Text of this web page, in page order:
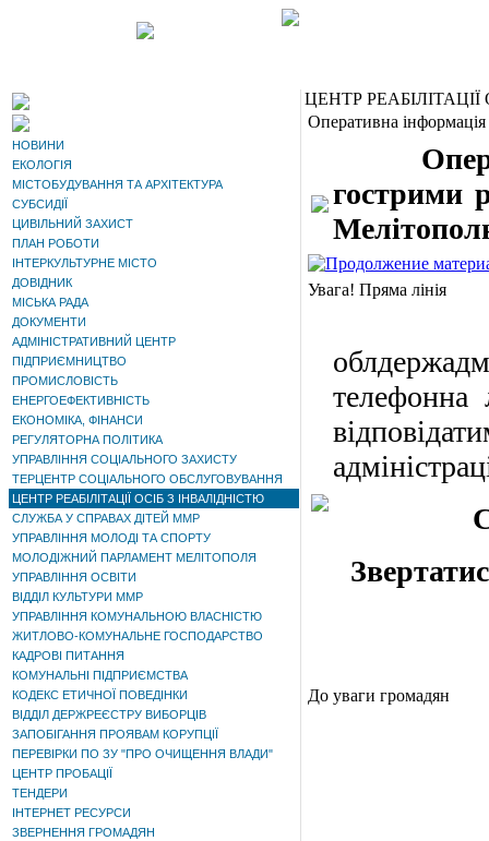
НОВИНИ
ЕКОЛОГІЯ
МІСТОБУДУВАННЯ ТА АРХІТЕКТУРА
СУБСИДІЇ
ЦИВІЛЬНИЙ ЗАХИСТ
ПЛАН РОБОТИ
ІНТЕРКУЛЬТУРНЕ МІСТО
ДОВІДНИК
МІСЬКА РАДА
ДОКУМЕНТИ
АДМІНІСТРАТИВНИЙ ЦЕНТР
ПІДПРИЄМНИЦТВО
ПРОМИСЛОВІСТЬ
ЕНЕРГОЕФЕКТИВНІСТЬ
ЕКОНОМІКА, ФІНАНСИ
РЕГУЛЯТОРНА ПОЛІТИКА
УПРАВЛІННЯ СОЦІАЛЬНОГО ЗАХИСТУ
ТЕРЦЕНТР СОЦІАЛЬНОГО ОБСЛУГОВУВАННЯ
ЦЕНТР РЕАБІЛІТАЦІЇ ОСІБ З ІНВАЛІДНІСТЮ
СЛУЖБА У СПРАВАХ ДІТЕЙ ММР
УПРАВЛІННЯ МОЛОДІ ТА СПОРТУ
МОЛОДІЖНИЙ ПАРЛАМЕНТ МЕЛІТОПОЛЯ
УПРАВЛІННЯ ОСВІТИ
ВІДДІЛ КУЛЬТУРИ ММР
УПРАВЛІННЯ КОМУНАЛЬНОЮ ВЛАСНІСТЮ
ЖИТЛОВО-КОМУНАЛЬНЕ ГОСПОДАРСТВО
КАДРОВІ ПИТАННЯ
КОМУНАЛЬНІ ПІДПРИЄМСТВА
КОДЕКС ЕТИЧНОЇ ПОВЕДІНКИ
ВІДДІЛ ДЕРЖРЕЄСТРУ ВИБОРЦІВ
ЗАПОБІГАННЯ ПРОЯВАМ КОРУПЦІЇ
ПЕРЕВІРКИ ПО ЗУ "ПРО ОЧИЩЕННЯ ВЛАДИ"
ЦЕНТР ПРОБАЦІЇ
ТЕНДЕРИ
ІНТЕРНЕТ РЕСУРСИ
ЗВЕРНЕННЯ ГРОМАДЯН
ЦЕНТР
Оперативна
гострими
Увага! Пряма лінія
телефонна
До уваги громадян